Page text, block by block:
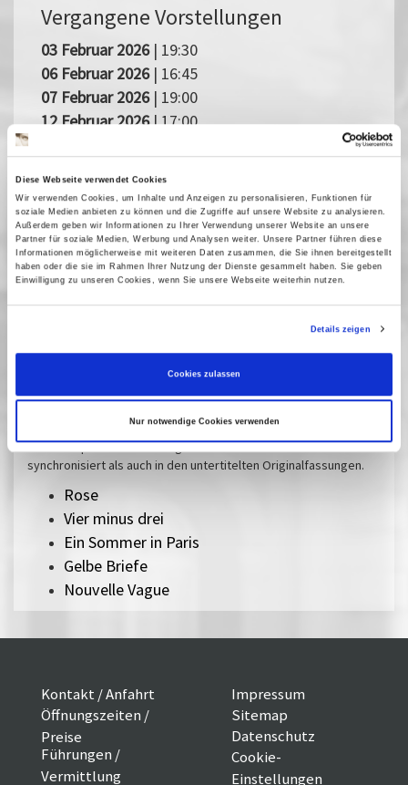
Diese Webseite verwendet Cookies
Wir verwenden Cookies, um Inhalte und Anzeigen zu personalisieren, Funktionen für
soziale Medien anbieten zu können und die Zugriffe auf unsere Website zu analysieren.
Außerdem geben wir Informationen zu Ihrer Verwendung unserer Website an unsere
Partner für soziale Medien, Werbung und Analysen weiter. Unsere Partner führen diese
Informationen möglicherweise mit weiteren Daten zusammen, die Sie ihnen bereitgestellt
haben oder die sie im Rahmen Ihrer Nutzung der Dienste gesammelt haben. Sie geben
Einwilligung zu unseren Cookies, wenn Sie unsere Webseite weiterhin nutzen.
Details zeigen
Cookies zulassen
Nur notwendige Cookies verwenden
Vergangene Vorstellungen
03 Februar 2026| 19:30
06 Februar 2026| 16:45
07 Februar 2026| 19:00
12 Februar 2026| 17:00
18 Februar 2026| 16:45
20 Februar 2026| 19:00
21 Februar 2026| 21:45
24 Februar 2026| 17:00
26 Februar 2026| 21:45
Fast verpasst
Ausgesuchte aktuelle Filme, die durch die immer schnellere
können Sie auf der großen Leinwand genießen. Bei uns sollen Sie
nichts verpassen! In der Regel laufen internationale Filme sowohl
synchronisiert als auch in den untertitelten Originalfassungen.
Rose
Vier minus drei
Ein Sommer in Paris
Gelbe Briefe
Nouvelle Vague
Kontakt / Anfahrt
Öffnungszeiten /
Preise
Führungen /
Vermittlung
Impressum
Sitemap
Datenschutz
Cookie-
Einstellungen